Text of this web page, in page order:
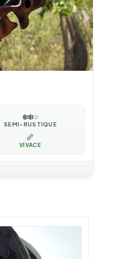
❄️❄️❄️
SEMI-RUSTIQUE
📏
VIVACE